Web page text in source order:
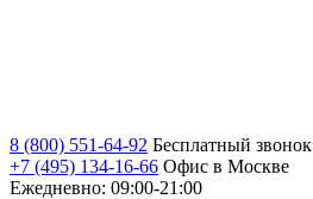
8 (800) 551-64-92 Бесплатный звонок
+7 (495) 134-16-66 Офис в Москве
Ежедневно: 09:00-21:00